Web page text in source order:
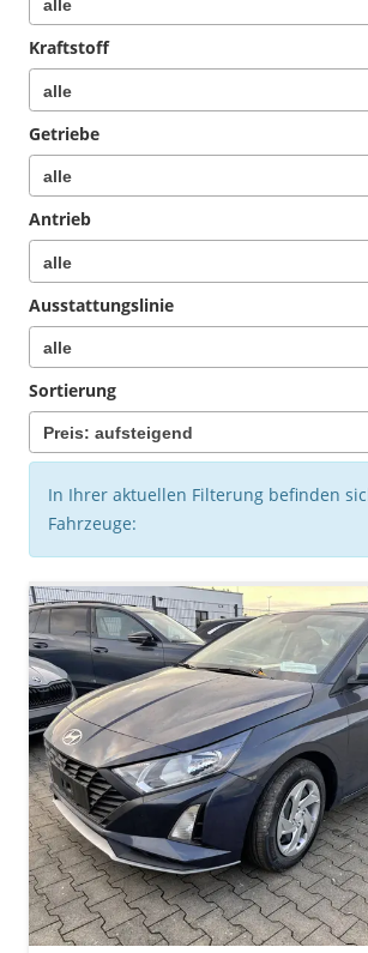
Kraftstoff
Getriebe
Antrieb
Ausstattungslinie
Sortierung
In Ihrer aktuellen Filterung befinden
Fahrzeuge: